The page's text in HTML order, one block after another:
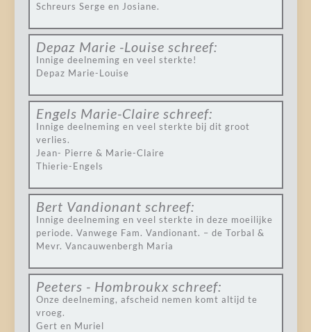
Schreurs Serge en Josiane.
Depaz Marie -Louise schreef:
Innige deelneming en veel sterkte!
Depaz Marie-Louise
Engels Marie-Claire schreef:
Innige deelneming en veel sterkte bij dit groot
verlies.
Jean- Pierre & Marie-Claire
Thierie-Engels
Bert Vandionant schreef:
Innige deelneming en veel sterkte in deze moeilijke
periode. Vanwege Fam. Vandionant. – de Torbal &
Mevr. Vancauwenbergh Maria
Peeters - Hombroukx schreef:
Onze deelneming, afscheid nemen komt altijd te
vroeg.
Gert en Muriel